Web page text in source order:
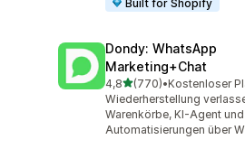
Built for Shopify
Dondy: WhatsApp
Marketing+Chat
4,8von 5 Sternen
(770)
770 Rezensionen
•Kostenloser
Wiederherstellung
Warenkörbe, KI-Agent und
Automatisierungen über